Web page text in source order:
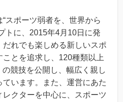
スポーツ弱者を、世界から
トに、2015年4月10日に発
れでも楽しめる新しいスポ
とを追求し、120種類以上
の競技を公開し、幅広く親し
います。また、運営にあた
レクターを中心に、スポーツ